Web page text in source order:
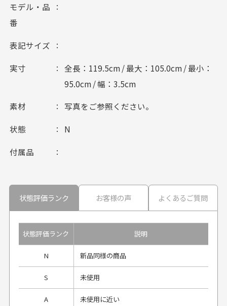
モデル・品
番
表記サイズ
実寸
全長：119.5cm / 最大：105.0cm / 最小：
95.0cm / 幅：3.5cm
素材 写真をご参照ください。
状態 N
付属品
状態評価ランク お客様の声 よくあるご質問
状態評価ランク 説明
N 新品同様の商品
S 未使用
A 未使用に近い